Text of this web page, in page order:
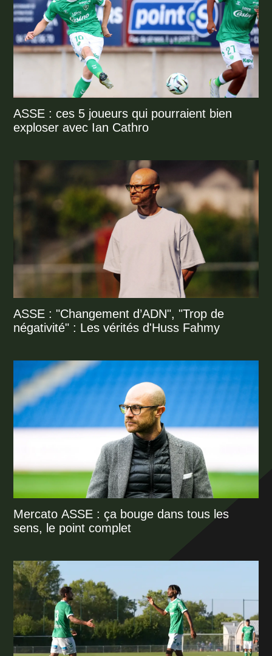
ASSE : ces 5 joueurs qui pourraient bien
exploser avec Ian Cathro
ASSE : "Changement d’ADN", "Trop de
négativité" : Les vérités d'Huss Fahmy
Mercato ASSE : ça bouge dans tous les
sens, le point complet